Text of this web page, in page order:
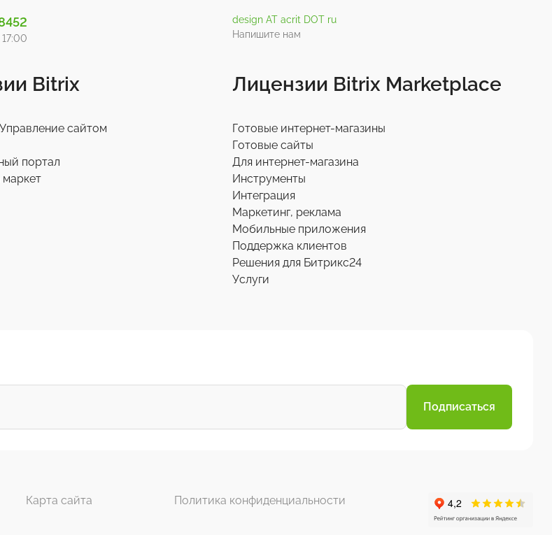
design AT acrit DOT ru
Напишите нам
Bitrix
сайтом
портал
Лицензии Bitrix Marketplace
Готовые интернет-магазины
Готовые сайты
Для интернет-магазина
Инструменты
Интеграция
Маркетинг, реклама
Мобильные приложения
Поддержка клиентов
Решения для Битрикс24
Услуги
Подписаться
Карта сайта Политика конфиденциальности